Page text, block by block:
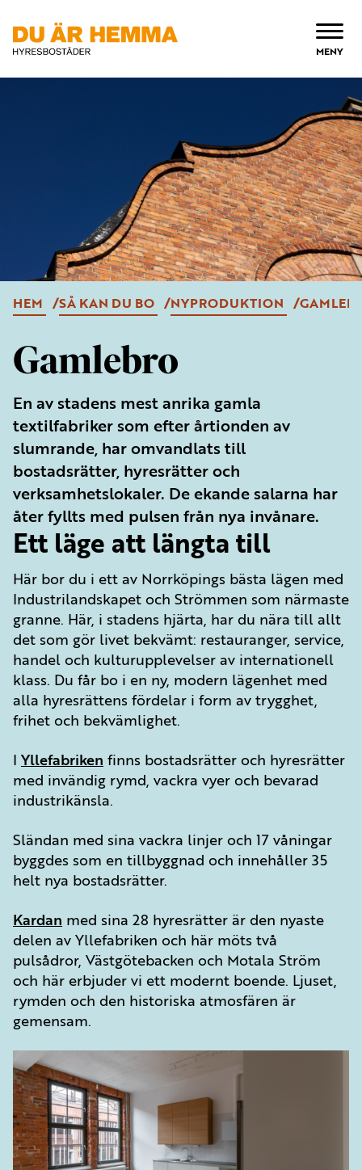
ÖPPNA
MENY
HEM SÅ KAN DU BO NYPRODUKTION
Gamlebro
En av stadens mest anrika gamla
textilfabriker som efter årtionden av
slumrande, har omvandlats till
bostadsrätter, hyresrätter och
verksamhetslokaler. De ekande salarna har
åter fyllts med pulsen från nya invånare.
Ett läge att längta till
Här bor du i ett av Norrköpings bästa lägen med
Industrilandskapet och Strömmen som närmaste
granne. Här, i stadens hjärta, har du nära till allt
det som gör livet bekvämt: restauranger, service,
handel och kulturupplevelser av internationell
klass. Du får bo i en ny, modern lägenhet med
alla hyresrättens fördelar i form av trygghet,
frihet och bekvämlighet.
I Yllefabriken finns bostadsrätter och hyresrätter
med invändig rymd, vackra vyer och bevarad
industrikänsla.
Sländan med sina vackra linjer och 17 våningar
byggdes som en tillbyggnad och innehåller 35
helt nya bostadsrätter.
Kardan med sina 28 hyresrätter är den nyaste
delen av Yllefabriken och här möts två
pulsådror, Västgötebacken och Motala Ström
och här erbjuder vi ett modernt boende. Ljuset,
rymden och den historiska atmosfären är
gemensam.